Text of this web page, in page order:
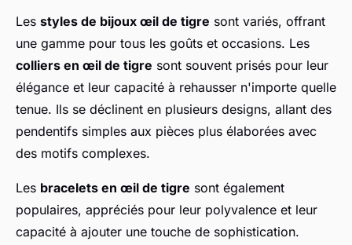
Les styles de bijoux œil de tigre sont variés, offrant
une gamme pour tous les goûts et occasions. Les
colliers en œil de tigre sont souvent prisés pour leur
élégance et leur capacité à rehausser n'importe quelle
tenue. Ils se déclinent en plusieurs designs, allant des
pendentifs simples aux pièces plus élaborées avec
des motifs complexes.
Les bracelets en œil de tigre sont également
populaires, appréciés pour leur polyvalence et leur
capacité à ajouter une touche de sophistication.